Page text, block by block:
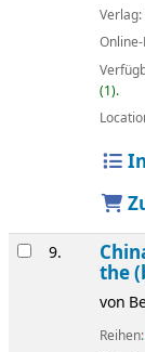
Verlag:
(1).
9.
the
von
Reihen: